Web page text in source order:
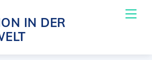
IN DER